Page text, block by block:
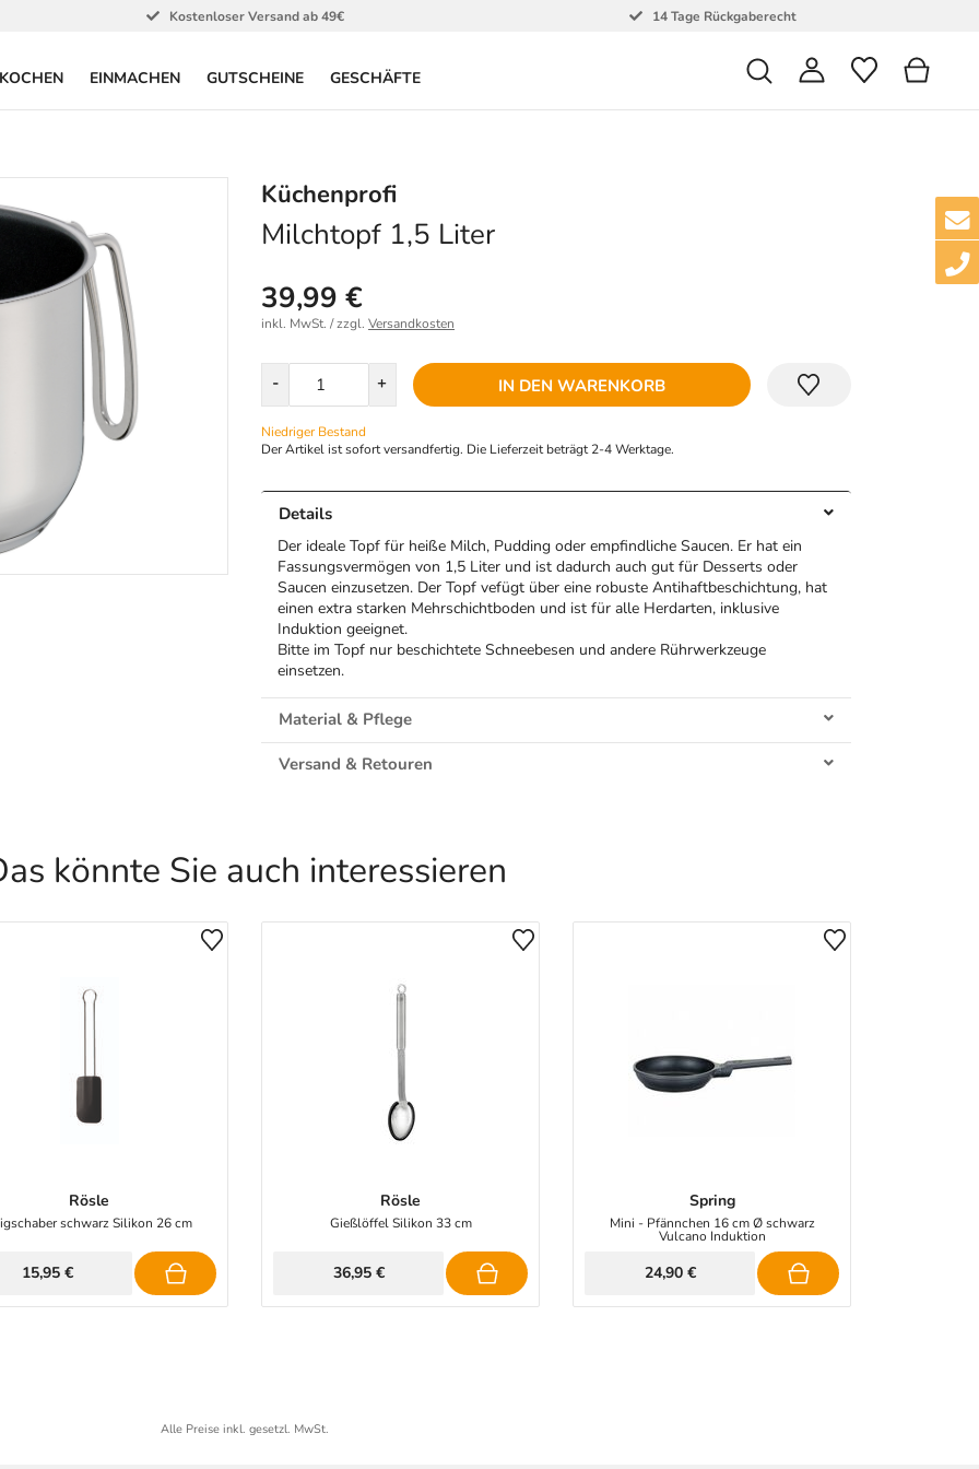
Kostenloser Versand ab 49€ 14 Tage Rückgaberecht
KOCHEN EINMACHEN GUTSCHEINE GESCHÄFTE
Küchenprofi
Milchtopf 1,5 Liter
39,99 €
inkl. MwSt. / zzgl. Versandkosten
- + IN DEN WARENKORB
Niedriger Bestand
Der Artikel ist sofort versandfertig. Die Lieferzeit beträgt 2-4 Werktage.
Details
Der ideale Topf für heiße Milch, Pudding oder empfindliche Saucen. Er hat ein
Fassungsvermögen von 1,5 Liter und ist dadurch auch gut für Desserts oder
Saucen einzusetzen. Der Topf vefügt über eine robuste Antihaftbeschichtung, hat
einen extra starken Mehrschichtboden und ist für alle Herdarten, inklusive
Induktion geeignet.
Bitte im Topf nur beschichtete Schneebesen und andere Rührwerkzeuge
einsetzen.
Material & Pflege
Versand & Retouren
könnte Sie auch interessieren
Rösle
schwarz Silikon 26 cm
15,95 €
Rösle
Gießlöffel Silikon 33 cm
36,95 €
Spring
Mini - Pfännchen 16 cm Ø schwarz
Vulcano Induktion
24,90 €
Alle Preise inkl. gesetzl. MwSt.